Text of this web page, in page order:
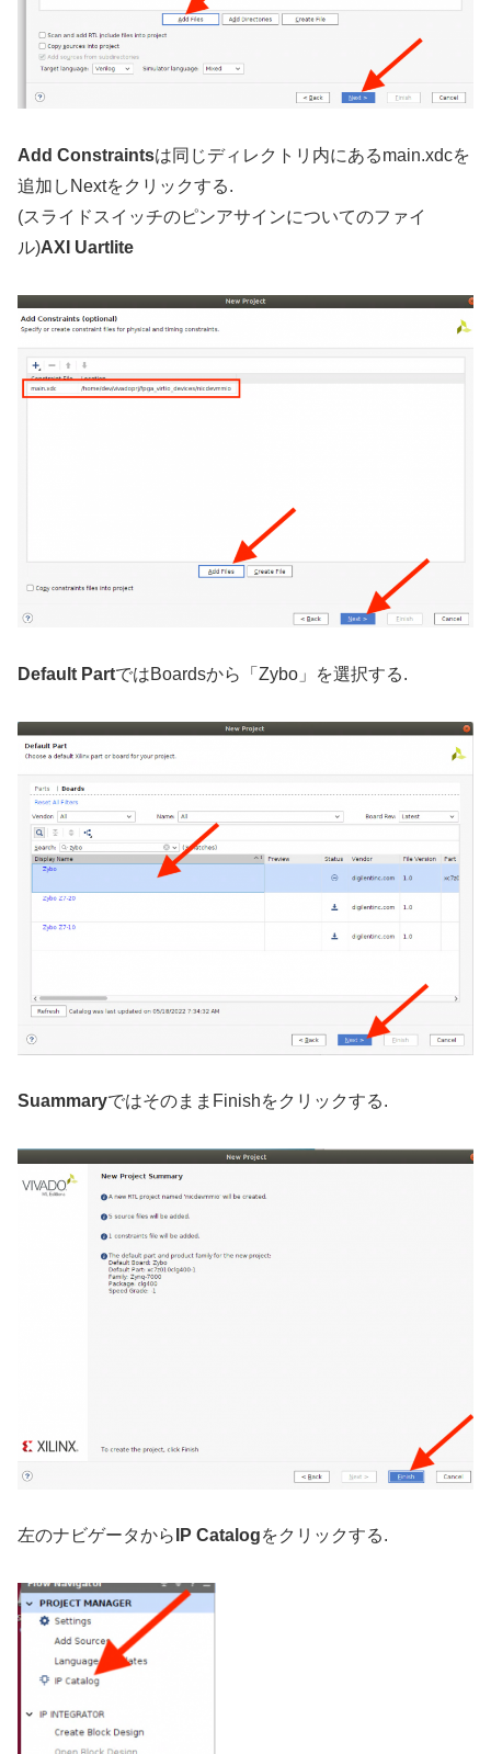
Add Constraintsは同じディレクトリ内にあるmain.xdcを
追加しNextをクリックする.
(スライドスイッチのピンアサインについてのファイ
ル)AXI Uartlite
Default PartではBoardsから「Zybo」を選択する.
SuammaryではそのままFinishをクリックする.
左のナビゲータから IP Catalogをクリックする.